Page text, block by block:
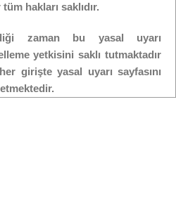
hakları saklıdır.
zaman bu yasal uyarı
yetkisini saklı tutmaktadır
girişte yasal uyarı sayfasını